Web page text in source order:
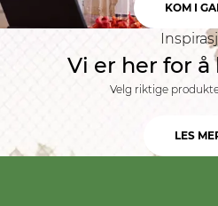
KOM I
Vi er her for
Velg riktige
LES